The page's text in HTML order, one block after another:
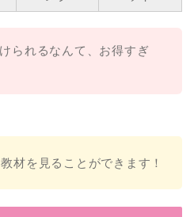
られるなんて、お得すぎ
材を見ることができます！